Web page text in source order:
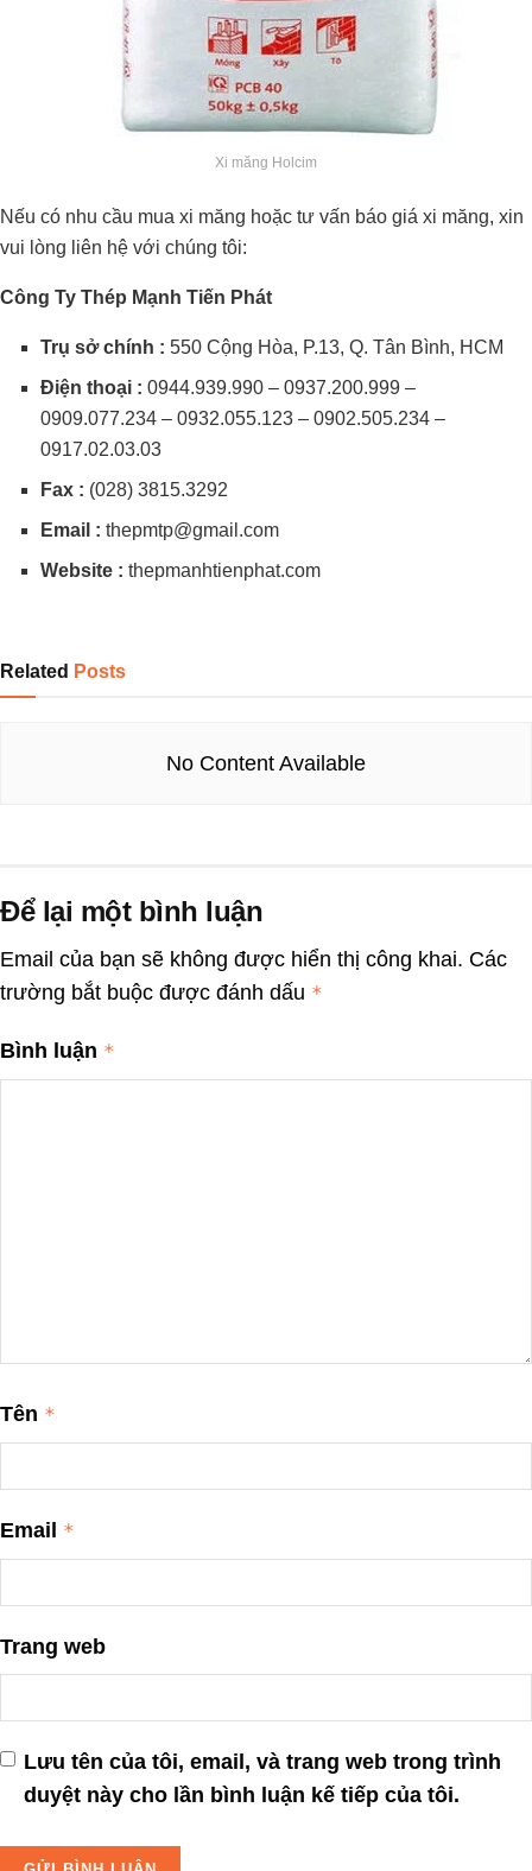
Xi măng Holcim
Nếu có nhu cầu mua xi măng hoặc tư vấn báo giá xi măng, xin
vui lòng liên hệ với chúng tôi:
Công Ty Thép Mạnh Tiến Phát
Trụ sở chính : 550 Cộng Hòa, P.13, Q. Tân Bình, HCM
Điện thoại : 0944.939.990 – 0937.200.999 –
0909.077.234 – 0932.055.123 – 0902.505.234 –
0917.02.03.03
Fax : (028) 3815.3292
Email : thepmtp@gmail.com
Website : thepmanhtienphat.com
Related Posts
No Content Available
Để lại một bình luận
Email của bạn sẽ không được hiển thị công khai. Các
trường bắt buộc được đánh dấu *
Bình luận *
Tên *
Email *
Trang web
Lưu tên của tôi, email, và trang web trong trình
duyệt này cho lần bình luận kế tiếp của tôi.